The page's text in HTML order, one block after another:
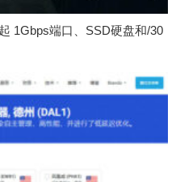
1Gbps端口、SSD硬盘和/30